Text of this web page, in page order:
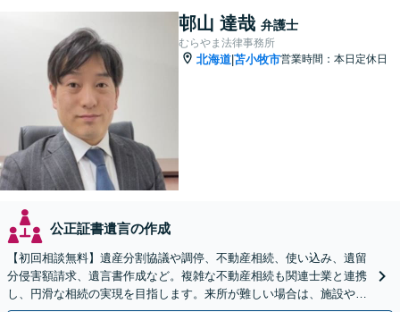
邨山 達哉 弁護士
むらやま法律事務所
北海道 苫小牧市営業時間：本日定休日
公正証書遺言の作成
【初回相談無料】遺産分割協議や調停、不動産相続、使い込み、遺留
分侵害額請求、遺言書作成など。複雑な不動産相続も関連士業と連携
し、円滑な相続の実現を目指します。来所が難しい場合は、施設や病